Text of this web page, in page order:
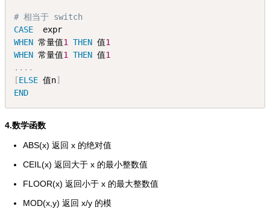
# 相当于 switch
CASE
  expr
WHEN 常量值1 THEN 值1
WHEN 常量值1 THEN 值1
. . . .
[ELSE 值n]
END
4.数学函数
ABS(x) 返回 x 的绝对值
CEIL(x) 返回大于 x 的最小整数值
FLOOR(x) 返回小于 x 的最大整数值
MOD(x,y) 返回 x/y 的模